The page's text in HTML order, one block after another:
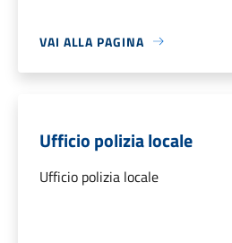
VAI ALLA PAGINA
Ufficio polizia locale
Ufficio polizia locale